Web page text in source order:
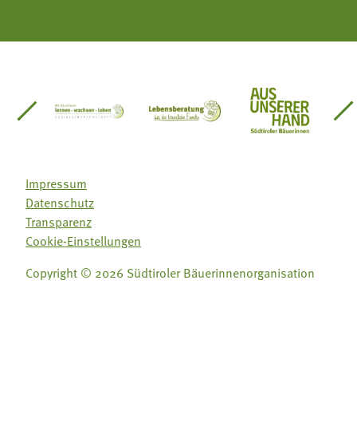
Südtirol
Gärtnervereinigung
Sozialgenossenschaft Mit Bäuerinnen lernen -
Lebensberatung für dieAus unserer
Impressum
Datenschutz
Transparenz
Cookie-Einstellungen
Copyright © 2026 Südtiroler Bäuerinnenorganisation